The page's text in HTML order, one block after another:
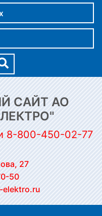
САЙТ АО
8-800-450-02-77
27
50
elektro.ru